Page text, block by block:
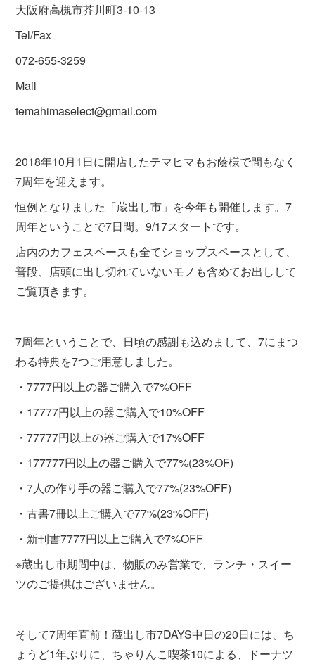
大阪府高槻市芥川町3-10-13
Tel/Fax
072-655-3259
Mail
temahimaselect@gmail.com
2018年10月1日に開店したテマヒマもお蔭様で間もなく
7周年を迎えます。
恒例となりました「蔵出し市」を今年も開催します。7
周年ということで7日間。9/17スタートです。
店内のカフェスペースも全てショップスペースとして、
普段、店頭に出し切れていないモノも含めてお出しして
ご覧頂きます。
7周年ということで、日頃の感謝も込めまして、7にまつ
わる特典を7つご用意しました。
・7777円以上の器ご購入で7%OFF
・17777円以上の器ご購入で10%OFF
・77777円以上の器ご購入で17%OFF
・177777円以上の器ご購入で77%(23%OF)
・7人の作り手の器ご購入で77%(23%OFF)
・古書7冊以上ご購入で77%(23%OFF)
・新刊書7777円以上ご購入で7%OFF
※蔵出し市期間中は、物販のみ営業で、ランチ・スイー
ツのご提供はございません。
そして7周年直前！蔵出し市7DAYS中日の20日には、ち
ょうど1年ぶりに、ちゃりんこ喫茶10による、ドーナツ